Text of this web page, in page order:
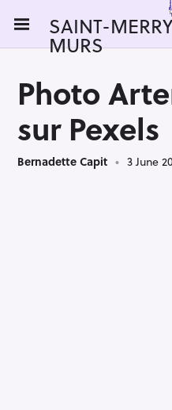
i
SAINT-
MURS
Photo
sur Pexels
Bernadette Capit 3 June